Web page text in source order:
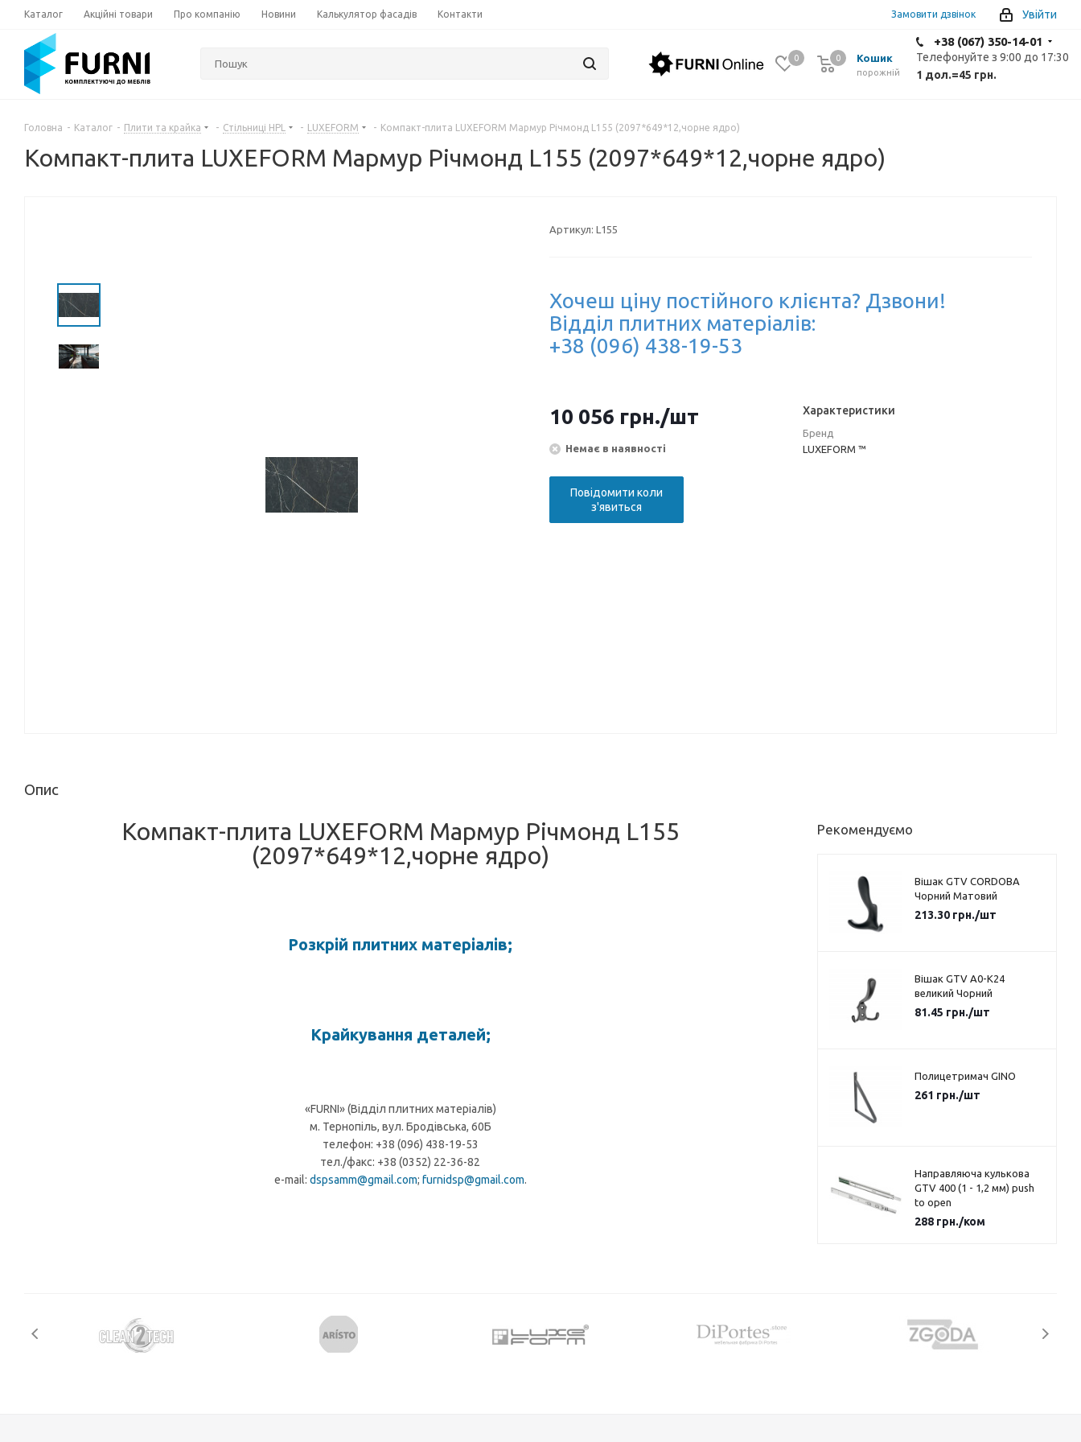
Каталог Акційні товари Про компанію Новини Калькулятор фасадів Контакти Увійти
Замовити дзвінок
+38 (067) 350-14-01
Телефонуйте з 9:00 до 17:30
1 дол.=45 грн.
0 Кошик
0
порожній
0
Головна - Каталог - Плити та крайка - Стільниці HPL - LUXEFORM - Компакт-плита LUXEFORM Мармур Річмонд L155 (2097*649*12,чорне ядро)
Компакт-плита LUXEFORM Мармур Річмонд L155 (2097*649*12,чорне ядро)
Артикул: L155
Хочеш ціну постійного клієнта? Дзвони!
Відділ плитних матеріалів:
+38 (096) 438-19-53
10 056 грн./шт
Немає в наявності
Повідомити коли
з'явиться
Характеристики
Бренд
LUXEFORM ™
Опис
Компакт-плита LUXEFORM Мармур Річмонд L155
(2097*649*12,чорне ядро)
Розкрій плитних матеріалів;
Крайкування деталей;
«FURNI» (Відділ плитних матеріалів)
м. Тернопіль, вул. Бродівська, 60Б
телефон: +38 (096) 438-19-53
тел./факс: +38 (0352) 22-36-82
e-mail: dspsamm@gmail.com; furnidsp@gmail.com.
Рекомендуємо
Вішак GTV CORDOBA
Чорний Матовий
213.30грн./шт
Вішак GTV A0-K24
великий Чорний
81.45 грн./шт
Полицетримач GINO
261 грн./шт
Направляюча кулькова
GTV 400 (1 - 1,2 мм) push
to open
288грн./ком